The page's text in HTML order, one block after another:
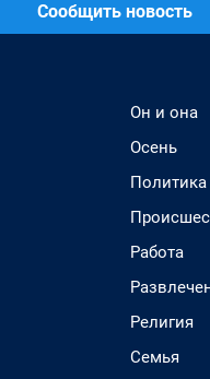
Сообщить новость
Он и она
Осень
Политика
Работа
Религия
Семья